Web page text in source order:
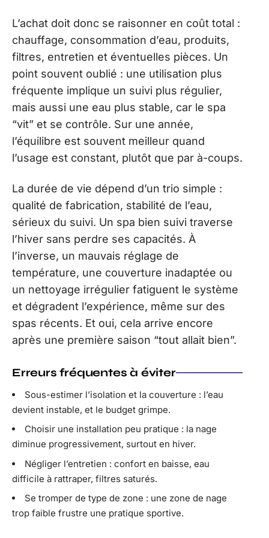
L’achat doit donc se raisonner en coût total :
chauffage, consommation d’eau, produits,
filtres, entretien et éventuelles pièces. Un
point souvent oublié : une utilisation plus
fréquente implique un suivi plus régulier,
mais aussi une eau plus stable, car le spa
“vit” et se contrôle. Sur une année,
l’équilibre est souvent meilleur quand
l’usage est constant, plutôt que par à-coups.
La durée de vie dépend d’un trio simple :
qualité de fabrication, stabilité de l’eau,
sérieux du suivi. Un spa bien suivi traverse
l’hiver sans perdre ses capacités. À
l’inverse, un mauvais réglage de
température, une couverture inadaptée ou
un nettoyage irrégulier fatiguent le système
et dégradent l’expérience, même sur des
spas récents. Et oui, cela arrive encore
après une première saison “tout allait bien”.
Erreurs fréquentes à éviter
Sous-estimer l’isolation et la couverture : l’eau
devient instable, et le budget grimpe.
Choisir une installation peu pratique : la nage
diminue progressivement, surtout en hiver.
Négliger l’entretien : confort en baisse, eau
difficile à rattraper, filtres saturés.
Se tromper de type de zone : une zone de nage
trop faible frustre une pratique sportive.